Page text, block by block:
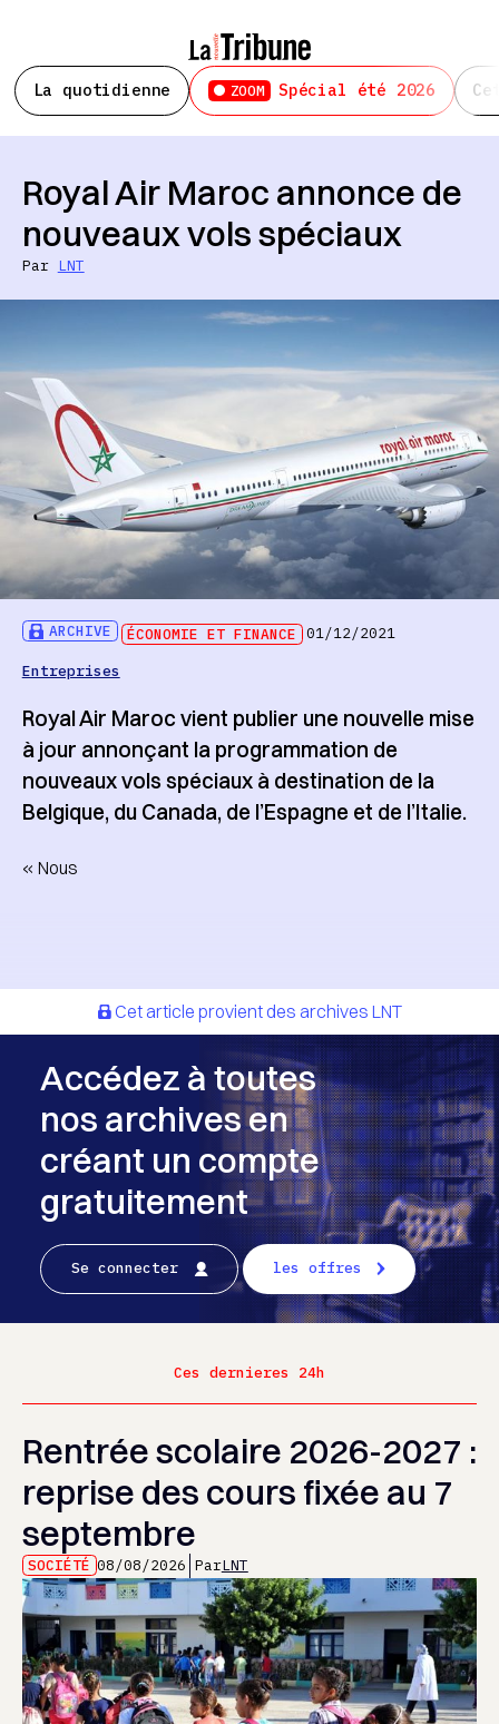
La quotidienne ZOOM Spécial été 2026
ARCHIVE ÉCONOMIE ET FINANCE 01/12/2021
Entreprises
Royal Air Maroc annonce de
nouveaux vols spéciaux
Par LNT
Royal Air Maroc vient publier une nouvelle mise
à jour annonçant la programmation de
nouveaux vols spéciaux à destination de la
Belgique, du Canada, de l’Espagne et de l’Italie.
« Nous
Cet article provient des archives LNT
Accédez à toutes
nos archives en
créant un compte
gratuitement
Se connecter les offres
Ces dernieres 24h
Rentrée scolaire 2026-2027 :
reprise des cours fixée au 7
septembre
SOCIÉTÉ 08/08/2026 ParLNT